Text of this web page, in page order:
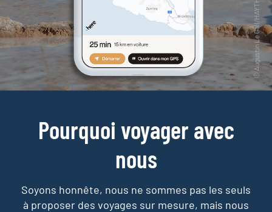
Pourquoi voyager avec
nous
Soyons honnête, nous ne sommes pas les seuls
à proposer des voyages sur mesure, mais nous